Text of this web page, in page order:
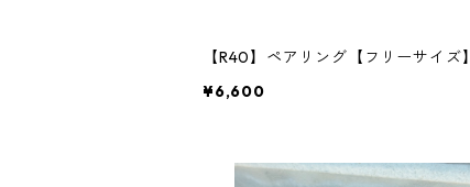
【R40】ペアリング【フリーサイズ】
¥6,600